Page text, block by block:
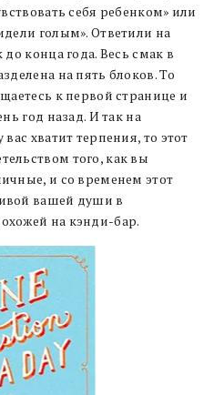
себя ребенком» или
голым». Ответили на
конца года. Весь смак в
на пять блоков. То
к первой странице и
год назад. И так на
хватит терпения, то этот
того, как вы
и со временем этот
вашей души в
на кэнди-бар.